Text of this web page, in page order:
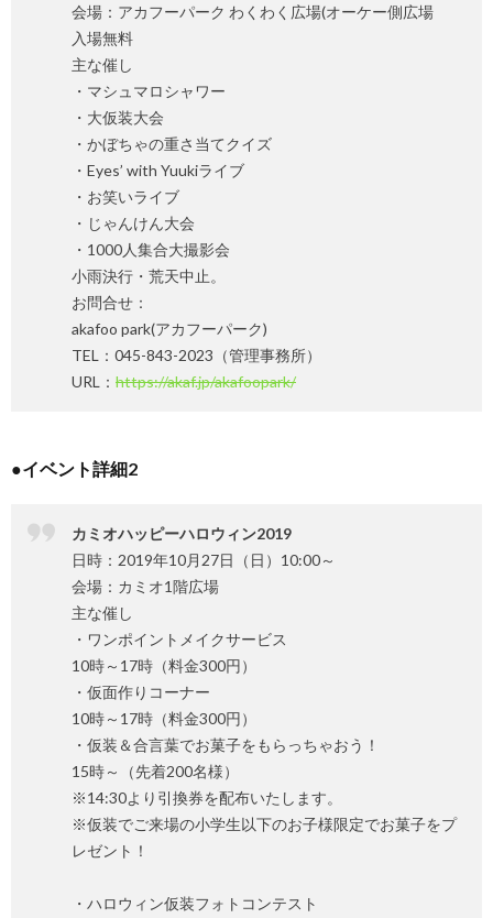
会場：アカフーパーク わくわく広場(オーケー側広場
入場無料
主な催し
・マシュマロシャワー
・大仮装大会
・かぼちゃの重さ当てクイズ
・Eyes’ with Yuukiライブ
・お笑いライブ
・じゃんけん大会
・1000人集合大撮影会
小雨決行・荒天中止。
お問合せ：
akafoo park(アカフーパーク)
TEL：045-843-2023（管理事務所）
URL： https://akaf.jp/akafoopark/
●イベント詳細2
カミオハッピーハロウィン2019
日時：2019年10月27日（日）10:00～
会場：カミオ1階広場
主な催し
・ワンポイントメイクサービス
10時～17時（料金300円）
・仮面作りコーナー
10時～17時（料金300円）
・仮装＆合言葉でお菓子をもらっちゃおう！
15時～（先着200名様）
※14:30より引換券を配布いたします。
※仮装でご来場の小学生以下のお子様限定でお菓子をプ
レゼント！
・ハロウィン仮装フォトコンテスト